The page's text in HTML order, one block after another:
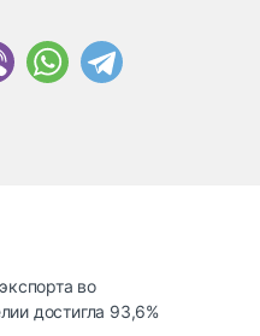
во
достигла 93,6%